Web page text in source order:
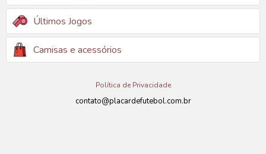
Últimos Jogos
Camisas e acessórios
Política de Privacidade
contato@placardefutebol.com.br